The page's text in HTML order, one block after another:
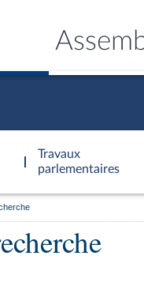
Travaux
parlementaires